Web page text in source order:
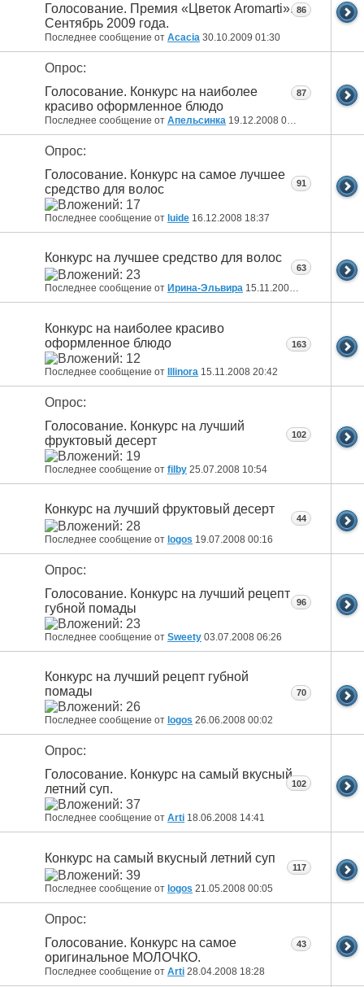
Голосование. Премия «Цветок Aromarti».
Сентябрь 2009 года.
Последнее сообщение от Acacia 30.10.2009 01:30
86
Опрос:
Голосование. Конкурс на наиболее
красиво оформленное блюдо
Последнее сообщение от Апельсинка 19.12.2008 09:20
87
Опрос:
Голосование. Конкурс на самое лучшее
средство для волос
Последнее сообщение от luide 16.12.2008 18:37
91
Конкурс на лучшее средство для волос
Последнее сообщение от Ирина-Эльвира 15.11.2008 21:55
63
Конкурс на наиболее красиво
оформленное блюдо
Последнее сообщение от Illinora 15.11.2008 20:42
163
Опрос:
Голосование. Конкурс на лучший
фруктовый десерт
Последнее сообщение от filby 25.07.2008 10:54
102
Конкурс на лучший фруктовый десерт
Последнее сообщение от logos 19.07.2008 00:16
44
Опрос:
Голосование. Конкурс на лучший рецепт
губной помады
Последнее сообщение от Sweety 03.07.2008 06:26
96
Конкурс на лучший рецепт губной
помады
Последнее сообщение от logos 26.06.2008 00:02
70
Опрос:
Голосование. Конкурс на самый вкусный
летний суп.
Последнее сообщение от Arti 18.06.2008 14:41
102
Конкурс на самый вкусный летний суп
Последнее сообщение от logos 21.05.2008 00:05
117
Опрос:
Голосование. Конкурс на самое
оригинальное МОЛОЧКО.
Последнее сообщение от Arti 28.04.2008 18:28
43